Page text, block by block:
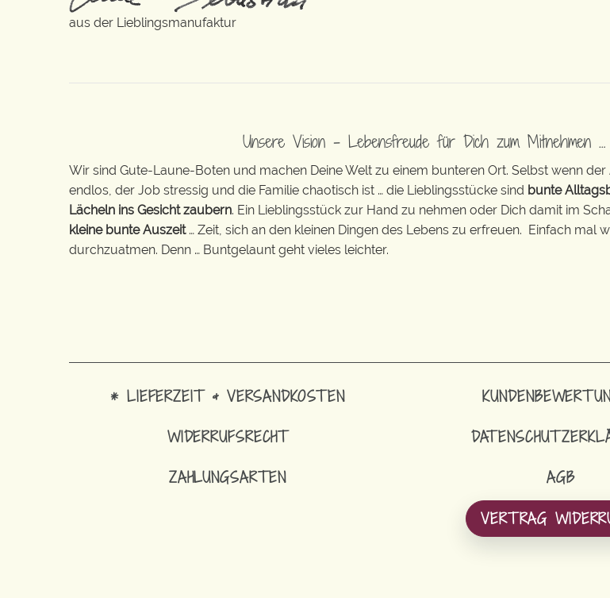
aus der Lieblingsmanufaktur
Unsere Vision – Lebensfreude für Dich zum Mitnehmen …
Wir sind Gute-Laune-Boten und machen Deine Welt zu einem bunteren Ort. Selbst wenn
endlos, der Job stressig und die Familie chaotisch ist … die Lieblingsstücke sind bunte
Lächeln ins Gesicht zaubern. Ein Lieblingsstück zur Hand zu nehmen oder Dich damit im
kleine bunte Auszeit… Zeit, sich an den kleinen Dingen des Lebens zu erfreuen. Einfach mal
durchzuatmen. Denn … Buntgelaunt geht vieles leichter.
* LIEFERZEIT & VERSANDKOSTEN
WIDERRUFSRECHT
ZAHLUNGSARTEN
AGB
VERTRAG